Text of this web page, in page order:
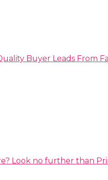
Buyer Leads From
Look no further than